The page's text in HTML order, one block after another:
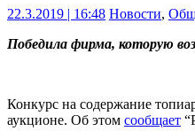
22.3.2019 | 16:48 Новости,
Победила фирма, которую
Конкурс на содержание
аукционе. Об этом сообщает